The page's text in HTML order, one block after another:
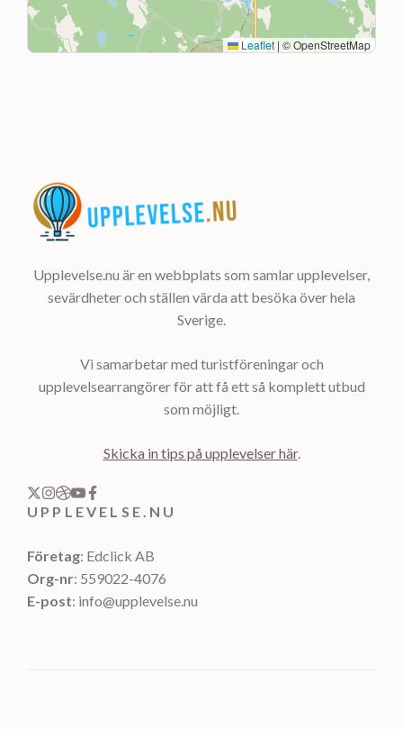
Leaflet | © OpenStreetMap
Upplevelse.nu är en webbplats som samlar upplevelser,
sevärdheter och ställen värda att besöka över hela
Sverige.
Vi samarbetar med turistföreningar och
upplevelsearrangörer för att få ett så komplett utbud
som möjligt.
Skicka in tips på upplevelser här.
UPPLEVELSE.NU
Företag: Edclick AB
Org-nr: 559022-4076
E-post: info@upplevelse.nu